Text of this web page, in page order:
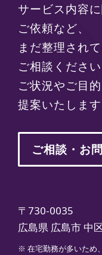
サービス内容
ご依頼など、
まだ整理され
ご相談ください
ご状況やご目
提案いたします
ご相談・お
〒730-0035
広島県 広島市 中
※ 在宅勤務が多いため